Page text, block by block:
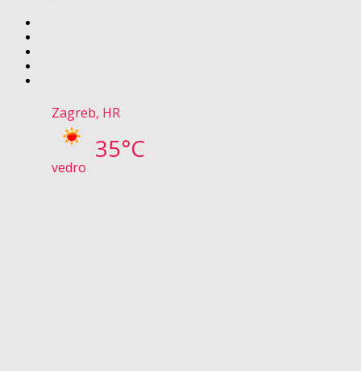
Zagreb, HR
35°C
vedro